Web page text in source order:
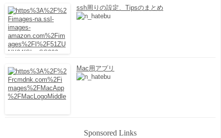
ssh周りの設定、Tipsのまとめ
Mac用アプリ
Sponsored Links